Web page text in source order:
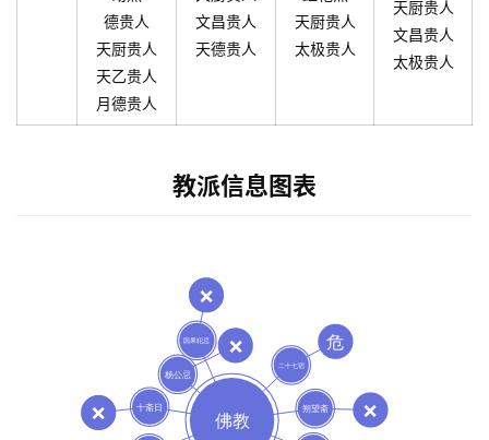
德贵人
天厨贵人
天乙贵人
月德贵人
文昌贵人
天德贵人
天厨贵人
太极贵人
天厨贵人
文昌贵人
太极贵人
教派信息图表